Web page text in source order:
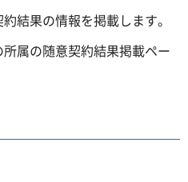
結果の情報を掲載します。
属の随意契約結果掲載ペー